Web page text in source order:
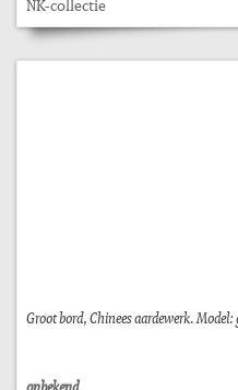
NK-collectie
Groot bord, Chinees aardewerk.